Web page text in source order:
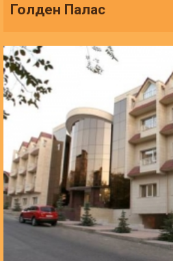
Голден Палас